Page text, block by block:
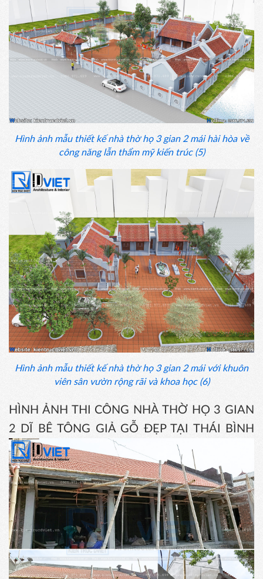
Hình ảnh mẫu thiết kế nhà thờ họ 3 gian 2 mái hài hòa về
công năng lẫn thẩm mỹ kiến trúc (5)
Hình ảnh mẫu thiết kế nhà thờ họ 3 gian 2 mái với khuôn
viên sân vườn rộng rãi và khoa học (6)
HÌNH ẢNH THI CÔNG NHÀ THỜ HỌ 3 GIAN
2 DĨ BÊ TÔNG GIẢ GỖ ĐẸP TẠI THÁI BÌNH